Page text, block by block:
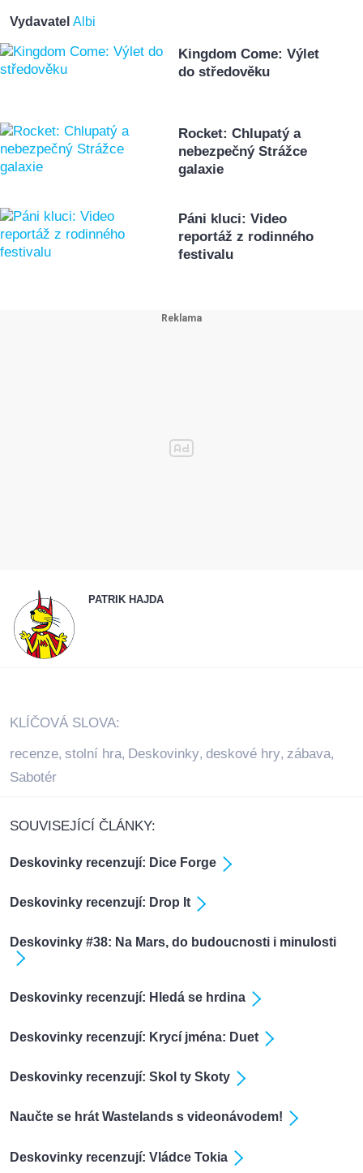
Vydavatel Albi
Kingdom Come: Výlet
do středověku
Rocket: Chlupatý a
nebezpečný Strážce
galaxie
Páni kluci: Video
reportáž z rodinného
festivalu
PATRIK HAJDA
KLÍČOVÁ SLOVA:
recenze, stolní hra, Deskovinky, deskové hry, zábava,
Sabotér
SOUVISEJÍCÍ ČLÁNKY:
Deskovinky recenzují: Dice Forge
Deskovinky recenzují: Drop It
Deskovinky #38: Na Mars, do budoucnosti i minulosti
Deskovinky recenzují: Hledá se hrdina
Deskovinky recenzují: Krycí jména: Duet
Deskovinky recenzují: Skol ty Skoty
Naučte se hrát Wastelands s videonávodem!
Deskovinky recenzují: Vládce Tokia